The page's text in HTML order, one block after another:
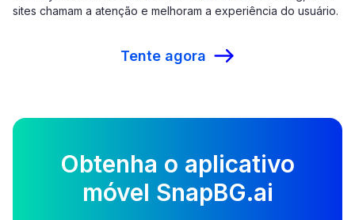
sites chamam a atenção e melhoram a experiência do usuário.
Tente agora
Obtenha o aplicativo
móvel SnapBG.ai